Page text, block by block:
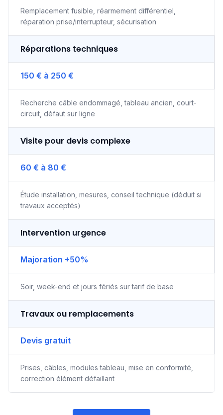
Remplacement fusible, réarmement différentiel,
réparation prise/interrupteur, sécurisation
Réparations techniques
150 € à 250 €
Recherche câble endommagé, tableau ancien, court-
circuit, défaut sur ligne
Visite pour devis complexe
60 € à 80 €
Étude installation, mesures, conseil technique (déduit si
travaux acceptés)
Intervention urgence
Majoration +50%
Soir, week-end et jours fériés sur tarif de base
Travaux ou remplacements
Devis gratuit
Prises, câbles, modules tableau, mise en conformité,
correction élément défaillant